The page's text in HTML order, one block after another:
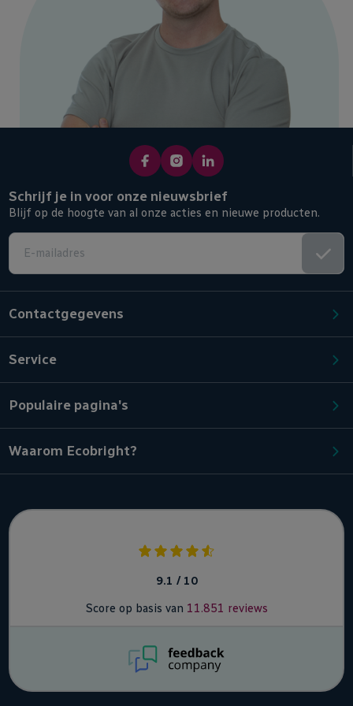
met de voedingskant aan de juiste kant van het armatuur
plaatst. Dit staat op al onze led buizen alsook op het led TL
armatuur duidelijk aangegeven.
Naast dit 150cm TL armatuur bieden wij ook de bijpassende
led TL 150cm buizen
aan. Check hieronder de bijpassende
Schrijf je in voor onze nieuwsbrief
Blijf op de hoogte van al onze acties en nieuwe producten.
Contactgegevens
Service
Populaire pagina's
Waarom Ecobright?
9.1 / 10
Score op basis van 11.851 reviews